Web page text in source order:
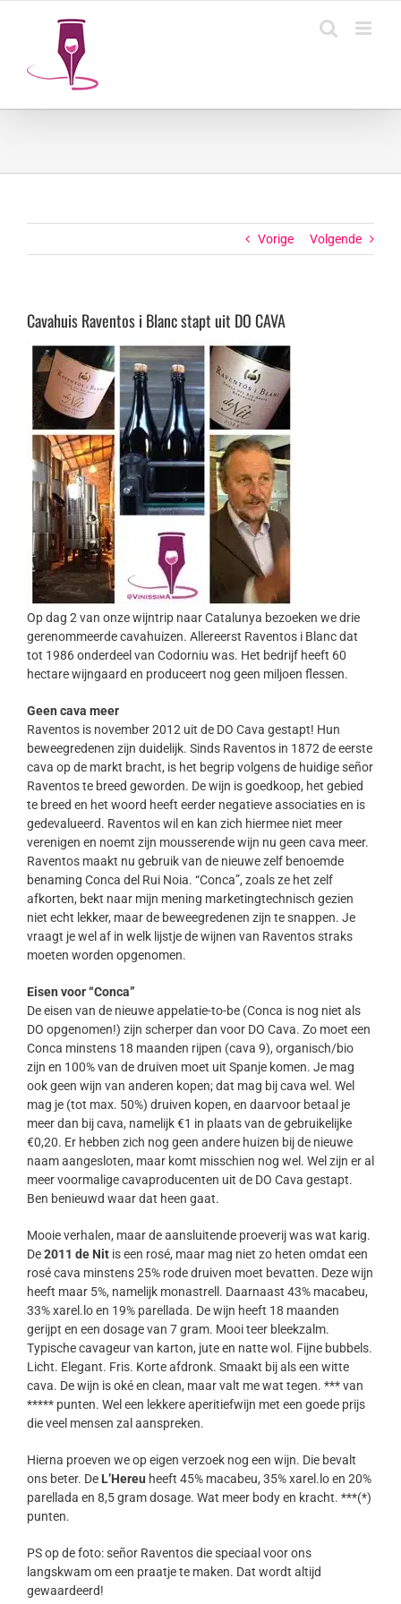
Vorige Volgende
Cavahuis Raventos i Blanc stapt uit DO CAVA
Op dag 2 van onze wijntrip naar Catalunya bezoeken we drie
gerenommeerde cavahuizen. Allereerst Raventos i Blanc dat
tot 1986 onderdeel van Codorniu was. Het bedrijf heeft 60
hectare wijngaard en produceert nog geen miljoen flessen.
Geen cava meer
Raventos is november 2012 uit de DO Cava gestapt! Hun
beweegredenen zijn duidelijk. Sinds Raventos in 1872 de eerste
cava op de markt bracht, is het begrip volgens de huidige señor
Raventos te breed geworden. De wijn is goedkoop, het gebied
te breed en het woord heeft eerder negatieve associaties en is
gedevalueerd. Raventos wil en kan zich hiermee niet meer
verenigen en noemt zijn mousserende wijn nu geen cava meer.
Raventos maakt nu gebruik van de nieuwe zelf benoemde
benaming Conca del Rui Noia. “Conca”, zoals ze het zelf
afkorten, bekt naar mijn mening marketingtechnisch gezien
niet echt lekker, maar de beweegredenen zijn te snappen. Je
vraagt je wel af in welk lijstje de wijnen van Raventos straks
moeten worden opgenomen.
Eisen voor “Conca”
De eisen van de nieuwe appelatie-to-be (Conca is nog niet als
DO opgenomen!) zijn scherper dan voor DO Cava. Zo moet een
Conca minstens 18 maanden rijpen (cava 9), organisch/bio
zijn en 100% van de druiven moet uit Spanje komen. Je mag
ook geen wijn van anderen kopen; dat mag bij cava wel. Wel
mag je (tot max. 50%) druiven kopen, en daarvoor betaal je
meer dan bij cava, namelijk €1 in plaats van de gebruikelijke
€0,20. Er hebben zich nog geen andere huizen bij de nieuwe
naam aangesloten, maar komt misschien nog wel. Wel zijn er al
meer voormalige cavaproducenten uit de DO Cava gestapt.
Ben benieuwd waar dat heen gaat.
Mooie verhalen, maar de aansluitende proeverij was wat karig.
De2011 de Nit is een rosé, maar mag niet zo heten omdat een
rosé cava minstens 25% rode druiven moet bevatten. Deze wijn
heeft maar 5%, namelijk monastrell. Daarnaast 43% macabeu,
33% xarel.lo en 19% parellada. De wijn heeft 18 maanden
gerijpt en een dosage van 7 gram. Mooi teer bleekzalm.
Typische cavageur van karton, jute en natte wol. Fijne bubbels.
Licht. Elegant. Fris. Korte afdronk. Smaakt bij als een witte
cava. De wijn is oké en clean, maar valt me wat tegen. *** van
***** punten. Wel een lekkere aperitiefwijn met een goede prijs
die veel mensen zal aanspreken.
Hierna proeven we op eigen verzoek nog een wijn. Die bevalt
ons beter. De L’Hereu heeft 45% macabeu, 35% xarel.lo en 20%
parellada en 8,5 gram dosage. Wat meer body en kracht. ***(*)
punten.
PS op de foto: señor Raventos die speciaal voor ons
langskwam om een praatje te maken. Dat wordt altijd
gewaardeerd!